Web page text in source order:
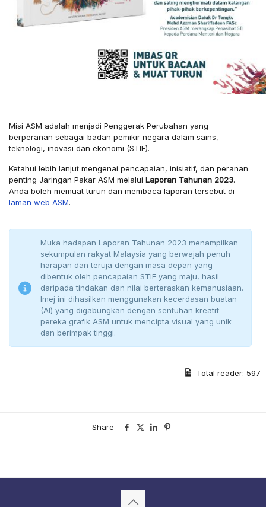
Misi ASM adalah menjadi Penggerak Perubahan yang
berperanan sebagai badan pemikir negara dalam sains,
teknologi, inovasi dan ekonomi (STIE).
Ketahui lebih lanjut mengenai pencapaian, inisiatif, dan peranan
penting Jaringan Pakar ASM melalui Laporan Tahunan 2023.
Anda boleh memuat turun dan membaca laporan tersebut di
laman web ASM.
Muka hadapan Laporan Tahunan 2023 menampilkan
sekumpulan rakyat Malaysia yang berwajah penuh
harapan dan teruja dengan masa depan yang
dibentuk oleh pencapaian STIE yang maju, hasil
daripada tindakan dan nilai berteraskan kemanusiaan.
Imej ini dihasilkan menggunakan kecerdasan buatan
(AI) yang digabungkan dengan sentuhan kreatif
pereka grafik ASM untuk mencipta visual yang unik
dan berimpak tinggi.
Total reader: 597
Share